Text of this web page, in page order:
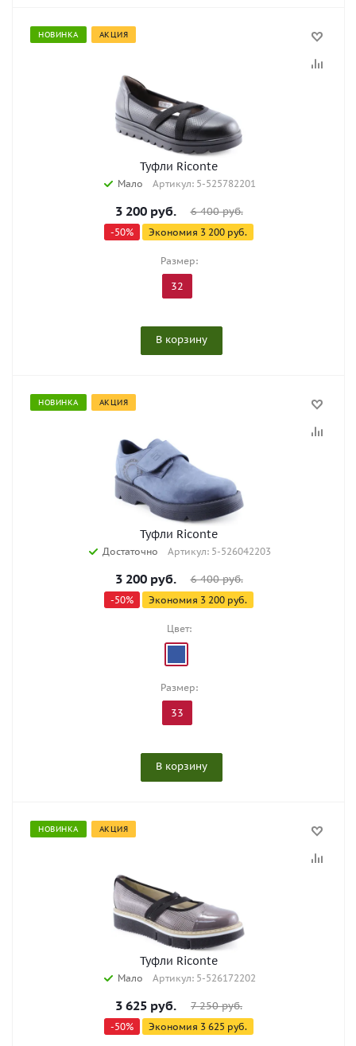
НОВИНКА АКЦИЯ
Туфли Riconte
Мало Артикул: 5-525782201
3 200руб. 6 400руб.
-50% Экономия 3 200 руб.
Размер:
32
В корзину
НОВИНКА АКЦИЯ
Туфли Riconte
Достаточно Артикул: 5-526042203
3 200руб. 6 400руб.
-50% Экономия 3 200 руб.
Цвет:
Размер:
33
В корзину
НОВИНКА АКЦИЯ
Туфли Riconte
Мало Артикул: 5-526172202
3 625 руб. 7 250руб.
-50% Экономия 3 625 руб.